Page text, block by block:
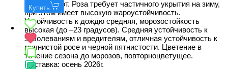
отсутствуют. Роза требует частичного укрытия на зиму,
при этом имеет высокую жароустойчивость.
Устойчивость к дождю средняя, морозостойкость
высокая (до –23 градусов). Средняя устойчивость к
заболеваниям и вредителям, отличная устойчивость к
мучнистой росе и черной пятнистости. Цветение в
течение сезона до морозов, повторноцветущее.
Поставка: осень 2026г.
Купить